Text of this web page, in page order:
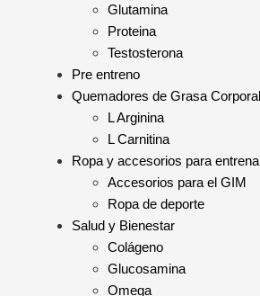
Glutamina
Proteina
Testosterona
Pre entreno
Quemadores de Grasa Corporal
L Arginina
L Carnitina
Ropa y accesorios para
Accesorios para el GIM
Ropa de deporte
Salud y Bienestar
Colágeno
Glucosamina
Omega